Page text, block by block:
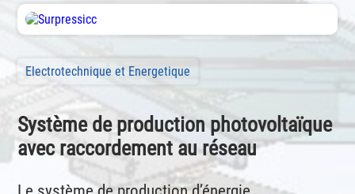
Electrotechnique et Energetique
Système de production photovoltaïque
avec raccordement au réseau